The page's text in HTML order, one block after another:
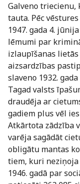
Galveno triecienu,
tauta. Pēc
1947. gada 4.
lēmumi par
izlaupīšanas
aizsardzības
slaveno 1932.
Tagad valsts
draudēja ar
gadiem plus vēl
Atkārtota zādzība
varēja sagādāt
obligātu mantas
tiem, kuri
1946. gadā par